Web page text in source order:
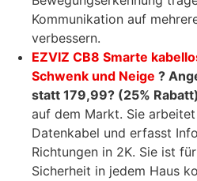
Kommunikation auf
verbessern.
EZVIZ CB8 Smarte
Schwenk und Neige ?
statt 179,99? (25% Rabatt)
auf dem Markt. Sie
Datenkabel und erfasst
Richtungen in 2K. Sie ist
Sicherheit in jedem Haus